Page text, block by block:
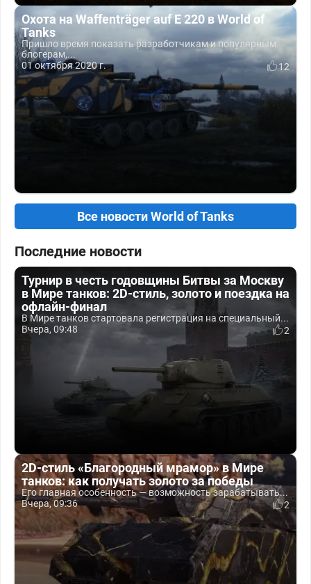
Охота на Waffenträger auf E 220 в World of
Tanks
Пришло время показать разработчикам и популярным
блогерам,...
01 октября 2020 г.
12
Все новости World of Tanks
Последние новости
Турнир в честь годовщины Битвы за Москву
в Мире танков: 2D-стиль, золото и поездка на
офлайн-финал
В Мире танков стартовала регистрация на специальный...
Вчера, 09:48
2
2D-стиль «Благородный мрамор» в Мире
танков: как получать золото за победы
Его главная особенность — возможность зарабатывать...
Вчера, 09:36
2